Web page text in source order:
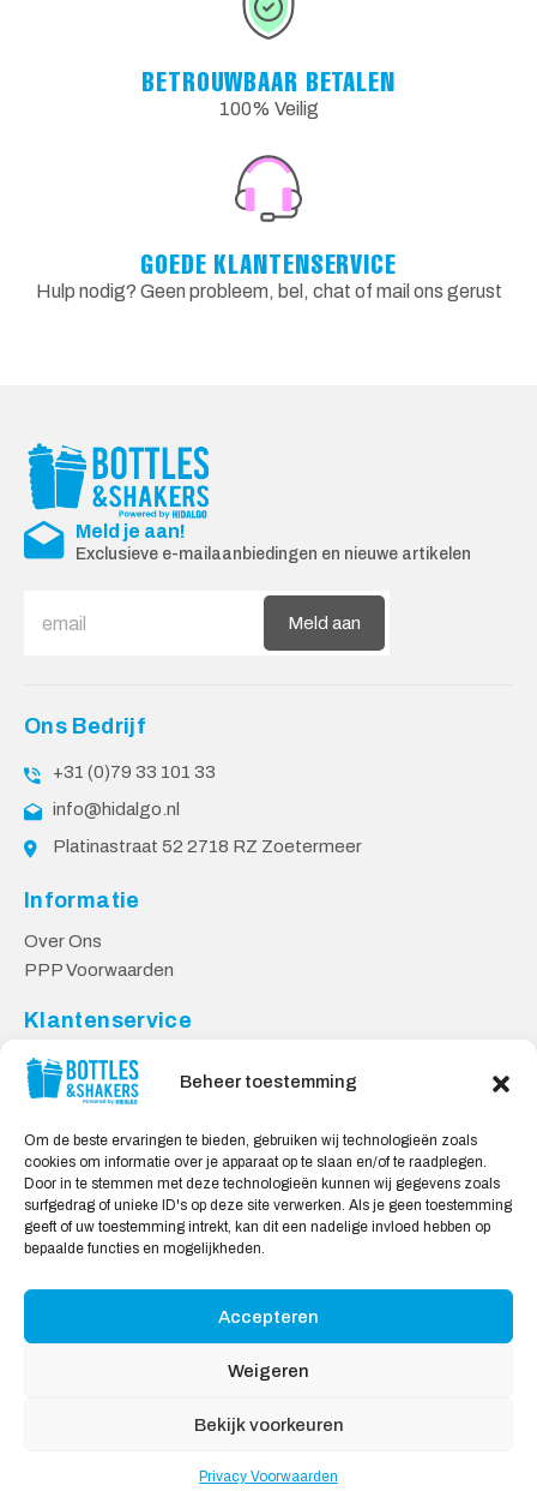
Beheer toestemming
Om de beste ervaringen te bieden, gebruiken wij technologieën zoals
cookies om informatie over je apparaat op te slaan en/of te raadplegen.
Door in te stemmen met deze technologieën kunnen wij gegevens zoals
surfgedrag of unieke ID's op deze site verwerken. Als je geen toestemming
geeft of uw toestemming intrekt, kan dit een nadelige invloed hebben op
bepaalde functies en mogelijkheden.
Accepteren
Weigeren
Bekijk voorkeuren
Privacy Voorwaarden
BETROUWBAAR BETALEN
100% Veilig
GOEDE KLANTENSERVICE
Hulp nodig? Geen probleem, bel, chat of mail ons gerust
Meld je aan!
Exclusieve e-mailaanbiedingen en nieuwe artikelen
Meld aan
Ons Bedrijf
+31 (0)79 33 101 33
info@hidalgo.nl
Platinastraat 52 2718 RZ Zoetermeer
Informatie
Over Ons
PPP Voorwaarden
Klantenservice
Contact
Levering & Retourneren
Veilig Shoppen
My account
Winkelwagen
Bidons & Shakers, All rights reserved